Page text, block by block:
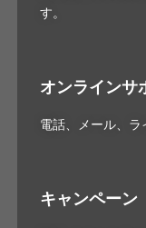
す。
オンラインサ
電話、メール、ラ
キャンペーン